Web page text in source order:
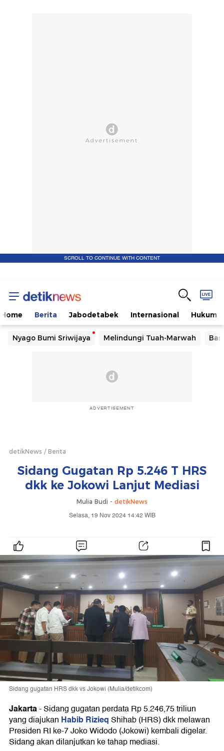
SCROLL TO CONTINUE WITH CONTENT
Home Berita Jabodetabek Internasional Hukum
Nyago Bumi Sriwijaya Melindungi Tuah-Marwah
ADVERTISEMENT
detikNews Berita
Sidang Gugatan Rp 5.246 T HRS
dkk ke Jokowi Lanjut Mediasi
Mulia Budi - detikNews
Selasa, 19 Nov 2024 14:42 WIB
Sidang gugatan HRS dkk vs Jokowi (Mulia/detikcom)
Jakarta-Sidang gugatan perdata Rp 5.246,75 triliun
yang diajukan Habib RizieqShihab (HRS) dkk melawan
Presiden RI ke-7 Joko Widodo (Jokowi) kembali digelar.
Sidang akan dilanjutkan ke tahap mediasi.